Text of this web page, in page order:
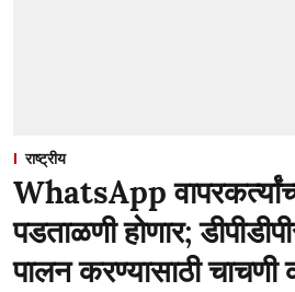
राष्ट्रीय
WhatsApp
पडताळणी होणार;
पालन करण्यासाठी चाचणी